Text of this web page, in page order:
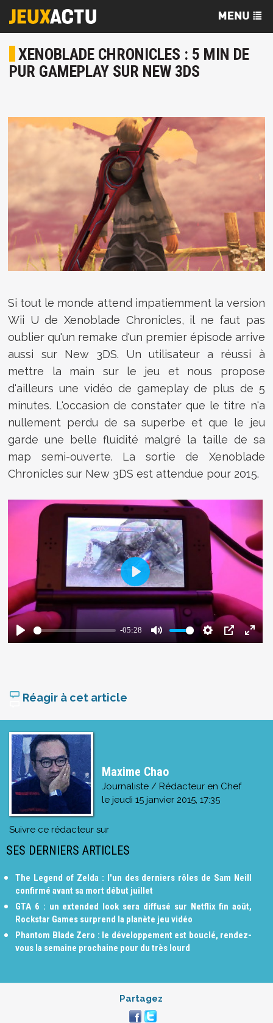
XENOBLADE CHRONICLES : 5 MIN DE
PUR GAMEPLAY SUR NEW 3DS
Si tout le monde attend impatiemment la version
Wii U de Xenoblade Chronicles, il ne faut pas
oublier qu'un remake d'un premier épisode arrive
aussi sur New 3DS. Un utilisateur a réussi à
mettre la main sur le jeu et nous propose
d'ailleurs une vidéo de gameplay de plus de 5
minutes. L'occasion de constater que le titre n'a
nullement perdu de sa superbe et que le jeu
garde une belle fluidité malgré la taille de sa
map semi-ouverte. La sortie de Xenoblade
Chronicles sur New 3DS est attendue pour 2015.
Réagir à cet article
Maxime Chao
Journaliste / Rédacteur en Chef
le jeudi 15 janvier 2015, 17:35
Suivre ce rédacteur sur
SES DERNIERS ARTICLES
The Legend of Zelda : l'un des derniers rôles de Sam Neill
confirmé avant sa mort début juillet
GTA 6 : un extended look sera diffusé sur Netflix fin août,
Rockstar Games surprend la planète jeu vidéo
Phantom Blade Zero : le développement est bouclé, rendez-
vous la semaine prochaine pour du très lourd
Partagez